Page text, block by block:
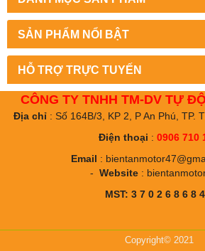
SẢN PHẨM NỔI BẬT
HỖ TRỢ TRỰC TUYẾN
CÔNG TY TNHH TM-DV TỰ
Địa chỉ: Số 164B/3, KP 2, P An Phú, TP.
Điện thoại : 0906 710
Email :
- Website :
MST: 3 7 0 2 6 8 6 8
Copyright© 2021